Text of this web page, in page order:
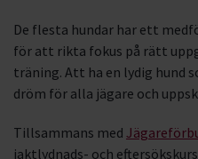
De flesta hundar har ett
för att rikta fokus på rätt
träning. Att ha en lydig hund
dröm för alla jägare och
Tillsammans med
jaktlydnads- och